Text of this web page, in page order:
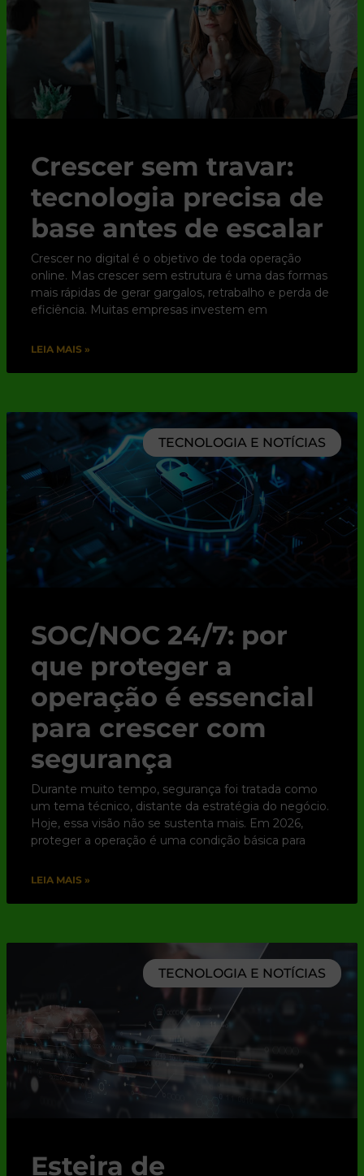
Crescer sem travar:
tecnologia precisa de
base antes de escalar
Crescer no digital é o objetivo de toda operação
online. Mas crescer sem estrutura é uma das formas
mais rápidas de gerar gargalos, retrabalho e perda de
eficiência. Muitas empresas investem em
LEIA MAIS »
TECNOLOGIA E NOTÍCIAS
SOC/NOC 24/7: por
que proteger a
operação é essencial
para crescer com
segurança
Durante muito tempo, segurança foi tratada como
um tema técnico, distante da estratégia do negócio.
Hoje, essa visão não se sustenta mais. Em 2026,
proteger a operação é uma condição básica para
LEIA MAIS »
TECNOLOGIA E NOTÍCIAS
Esteira de